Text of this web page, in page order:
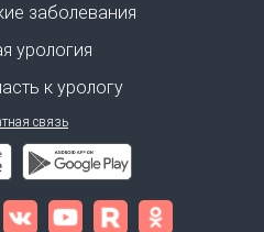
заболевания
урология
к урологу
связь